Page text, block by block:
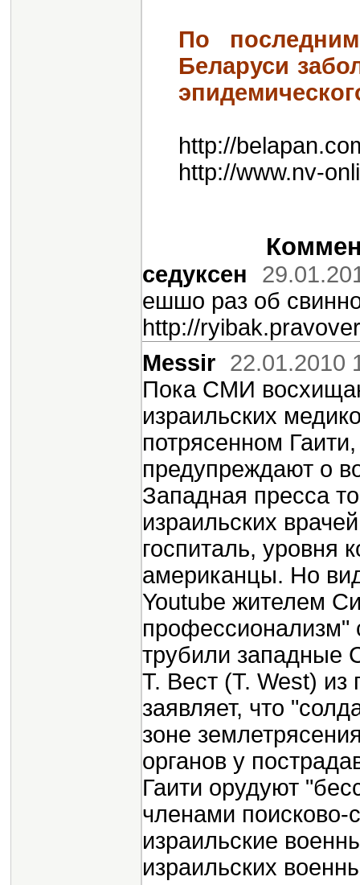
По
Беларуси
http://
http://www.nv-
седуксен
ешшо раз об
http://
Messir 22.01.2010
Пока СМИ
израильских
потрясенном
предупреждают о
Западная пресса
израильских
госпиталь, уровня
американцы. Но
Youtube жителем
профессионализм"
трубили западные
T. Вест (Т. West)
заявляет, что
зоне
органов у
Гаити орудуют
членами поисково-
израильские
израильских